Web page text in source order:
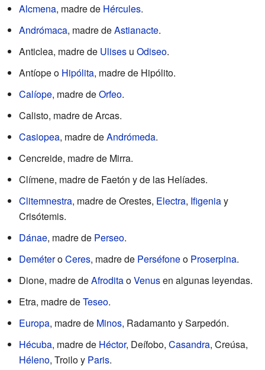
Alcmena, madre de Hércules.
Andrómaca, madre deAstianacte.
Anticlea, madre de Ulises u Odiseo.
Antíope o Hipólita, madre de Hipólito.
Calíope, madre deOrfeo.
Calisto, madre de Arcas.
Casiopea, madre deAndrómeda.
Cencreide, madre de Mirra.
Clímene, madre de Faetón y de las Helíades.
Clitemnestra, madre de Orestes, Electra, Ifigeniay
Crisótemis.
Dánae, madre de Perseo.
DeméteroCeres, madre de Perséfoneo Proserpina.
Dione, madre deAfroditaoVenusen algunas leyendas.
Etra, madre deTeseo.
Europa, madre de Minos, Radamanto y Sarpedón.
Hécuba, madre de Héctor, Deífobo, Casandra, Creúsa,
Héleno, Troilo y Paris.